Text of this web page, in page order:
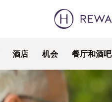
酒店 机会 餐厅和酒吧